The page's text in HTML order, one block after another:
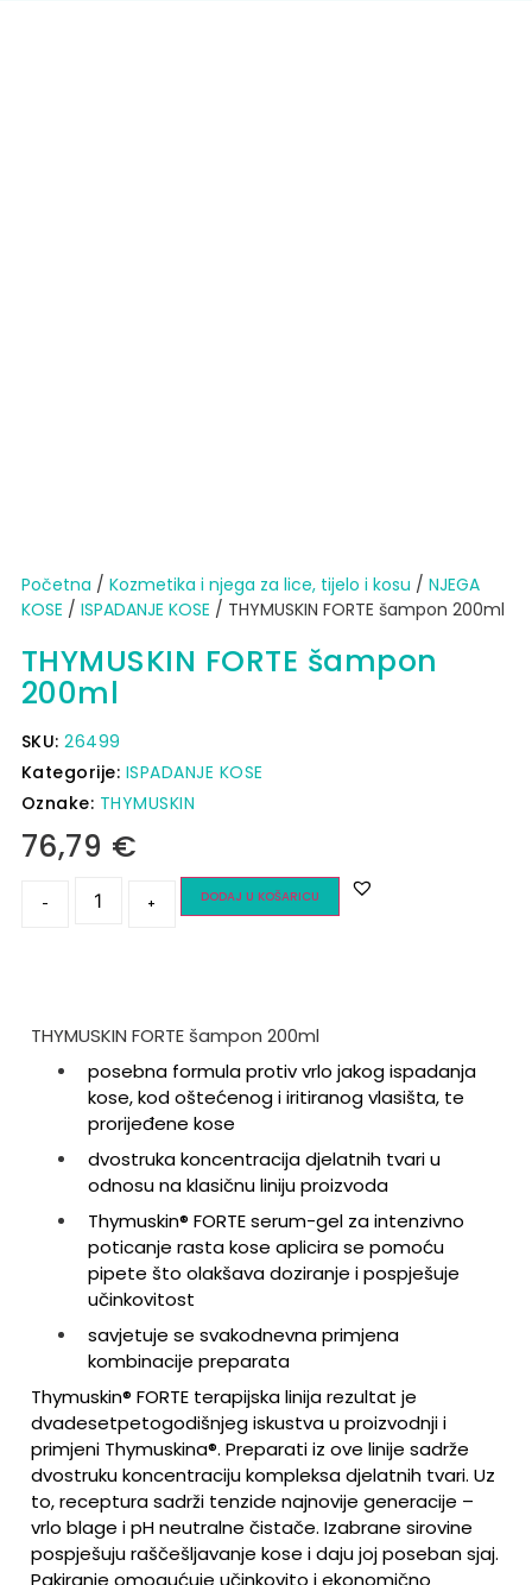
Početna / Kozmetika i njega za lice, tijelo i kosu / NJEGA
KOSE / ISPADANJE KOSE / THYMUSKIN FORTE šampon 200ml
THYMUSKIN FORTE šampon
200ml
SKU:26499
Kategorije: ISPADANJE KOSE
Oznake: THYMUSKIN
76,79 €
- + DODAJ U KOŠARICU
THYMUSKIN FORTE šampon 200ml
posebna formula protiv vrlo jakog ispadanja
kose, kod oštećenog i iritiranog vlasišta, te
prorijeđene kose
dvostruka koncentracija djelatnih tvari u
odnosu na klasičnu liniju proizvoda
Thymuskin® FORTE serum-gel za intenzivno
poticanje rasta kose aplicira se pomoću
pipete što olakšava doziranje i pospješuje
učinkovitost
savjetuje se svakodnevna primjena
kombinacije preparata
Thymuskin® FORTE terapijska linija rezultat je
dvadesetpetogodišnjeg iskustva u proizvodnji i
primjeni Thymuskina®. Preparati iz ove linije sadrže
dvostruku koncentraciju kompleksa djelatnih tvari. Uz
to, receptura sadrži tenzide najnovije generacije –
vrlo blage i pH neutralne čistače. Izabrane sirovine
pospješuju raščešljavanje kose i daju joj poseban sjaj.
Pakiranje omogućuje učinkovito i ekonomično